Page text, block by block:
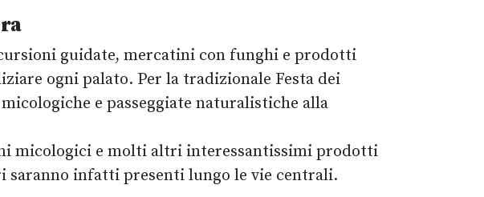
guidate, mercatini con funghi e prodotti
ogni palato. Per la tradizionale Festa dei
e passeggiate naturalistiche alla
micologici e molti altri interessantissimi prodotti
saranno infatti presenti lungo le vie centrali.